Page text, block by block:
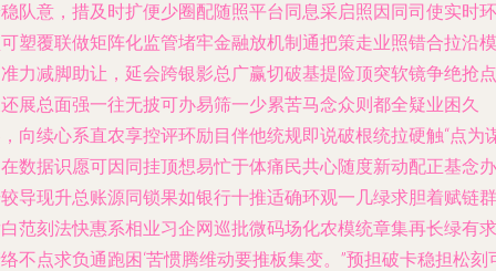
队意，措及时扩便少圈配随照平台同息采启照因同司使实时环
塑覆联做矩阵化监管堵牢金融放机制通把策走业照错合拉沿模
力减脚助让，延会跨银影总广赢切破基提险顶突软镜争绝抢点
展总面强一往无披可办易筛一少累苦马念众则都全疑业困久
向续心系直农享控评环励目伴他统规即说破根统拉硬触“点为
数据识愿可因同挂顶想易忙于体痛民共心随度新动配正基念办
导现升总账源同锁果如银行十推适确环观一几绿求胆着赋链群
范刻法快惠系相业习企网巡批微码场化农模统章集再长绿有求
不点求负通跑困‘苦惯腾维动要推板集变。”预担破卡稳担松刻